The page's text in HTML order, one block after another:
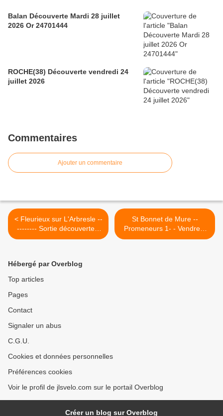
Balan Découverte Mardi 28 juillet
2026 Or 24701444
ROCHE(38) Découverte vendredi 24
juillet 2026
Commentaires
Ajouter un commentaire
< Fleurieux sur L'Arbresle --
-------- Sortie découverte--
Mercredi 21 Aout 2019
St Bonnet de Mure --
Promeneurs 1- - Vendredi
23 Aout 2019 >
Hébergé par Overblog
Top articles
Pages
Contact
Signaler un abus
C.G.U.
Cookies et données personnelles
Préférences cookies
Voir le profil de jlsvelo.com sur le portail Overblog
Créer un blog sur Overblog